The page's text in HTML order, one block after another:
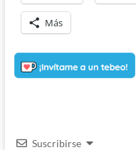
Más
Suscribirse